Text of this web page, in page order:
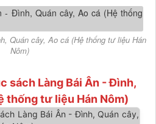
Quán cây, Ao cá (Hệ thống tư liệu Hán
Nôm)
sách Làng Bái Ân - Đình,
thống tư liệu Hán Nôm)